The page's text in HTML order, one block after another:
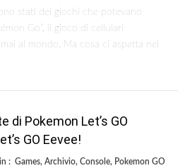
stati dei giochi che potevano
Go”, il gioco di cellulari
al mondo. Ma cosa ci aspetta nel
di Pokemon Let’s GO
GO Eevee!
in : Games, Archivio, Console, Pokemon GO